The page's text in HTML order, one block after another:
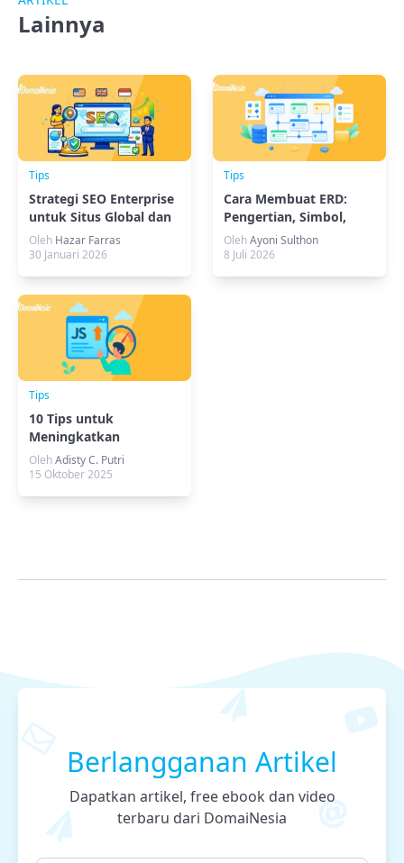
Lainnya
Tips
Strategi SEO Enterprise
untuk Situs Global dan
Multiregion
Oleh Hazar Farras
30 Januari 2026
Tips
Cara Membuat ERD:
Pengertian, Simbol,
Komponen, dan
Contohnya
OlehAyoni Sulthon
8 Juli 2026
Tips
10 Tips untuk
Meningkatkan
Performa Aplikasi
JavaScript
OlehAdisty C. Putri
15 Oktober 2025
Berlangganan Artikel
Dapatkan artikel, free ebook dan video
terbaru dari DomaiNesia